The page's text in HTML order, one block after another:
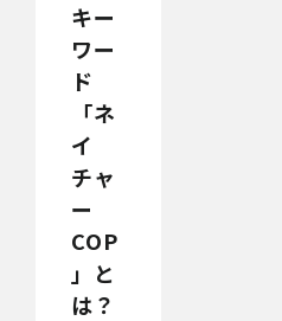
キー
ワー
ド
「ネ
イ
チャ
ー
COP
」と
は？